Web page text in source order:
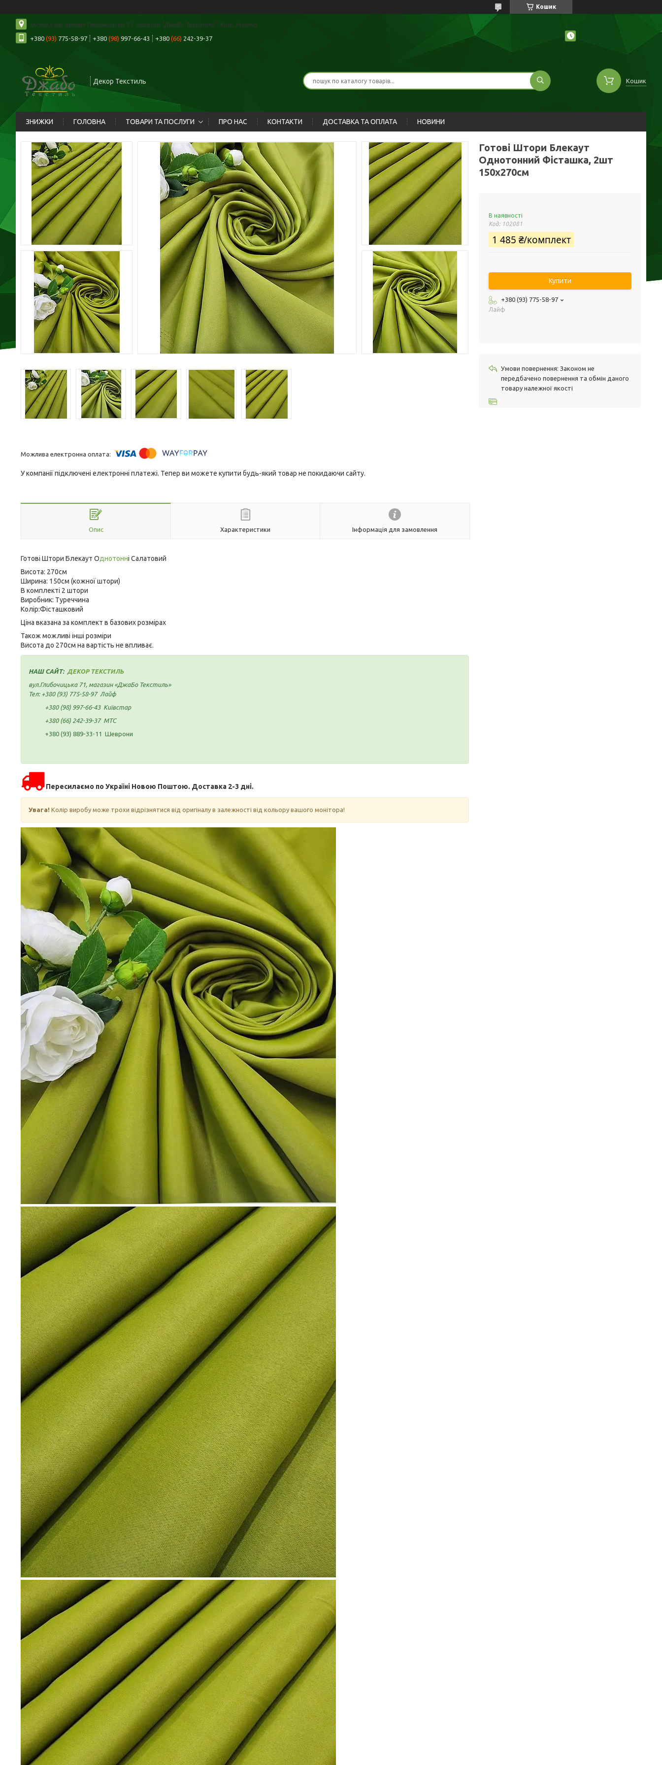
Кошик
місто Київ, вулиця Глибочицька 71, магазин "ДжаБо Текстиль", Київ, Україна
+380 (93) 775-58-97 +380 (98) 997-66-43 +380 (66) 242-39-37
Декор Текстиль Кошик
ЗНИЖКИ ГОЛОВНА ТОВАРИ ТА ПОСЛУГИ ПРО НАС КОНТАКТИ ДОСТАВКА ТА ОПЛАТА НОВИНИ
У компанії підключені електронні платежі. Тепер ви можете купити будь-який товар не покидаючи сайту.
Опис Характеристики Інформація для замовлення
Готові Штори Блекаут Однотонні Салатовий
Висота: 270см
Ширина: 150см (кожної штори)
В комплекті 2 штори
Виробник: Туреччина
Колір:Фісташковий
Ціна вказана за комплект в базових розмірах
Також можливі інші розміри
Висота до 270см на вартість не впливає.
НАШ САЙТ: ДЕКОР ТЕКСТИЛЬ
вул.Глибочицька 71, магазин «ДжаБо Текстиль»
Тел: +380 (93) 775-58-97 Лайф
+380 (98) 997-66-43 Київстар
+380 (66) 242-39-37 МТС
+380 (93) 889-33-11 Шеврони
Пересилаємо по Україні Новою Поштою. Доставка 2-3 дні.
Увага! Колір виробу може трохи відрізнятися від оригіналу в залежності від кольору вашого монітора!
Готові Штори Блекаут
Однотонний Фісташка, 2шт
150х270см
В наявності
Код: 102081
1 485 ₴/комплект
Купити
+380 (93) 775-58-97
Лайф
Законом не
передбачено повернення та обмін даного
товару належної якості